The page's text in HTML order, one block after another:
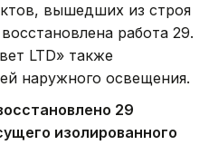
вышедших из строя
работа 29.
LTD» также
наружного освещения.
29
изолированного